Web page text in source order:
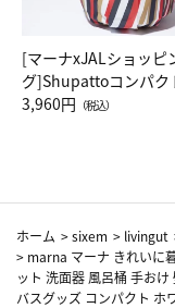
[マーナxJALショッピ
グ]Shupattoコンパク
Drop JAL客室乗務員（
3,960円 （税込）
ホーム >sixem > livingut
> marna マーナ きれいに
ット 洗面器 風呂桶 手お
バスグッズ コンパクト ホ